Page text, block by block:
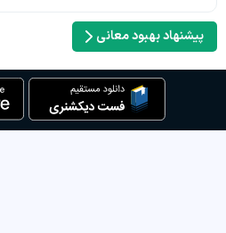
پیشنهاد بهبود معانی